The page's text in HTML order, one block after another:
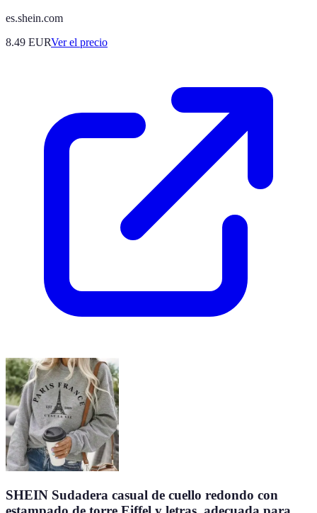
es.shein.com
8.49 EURVer el precio
SHEIN Sudadera casual de cuello redondo con